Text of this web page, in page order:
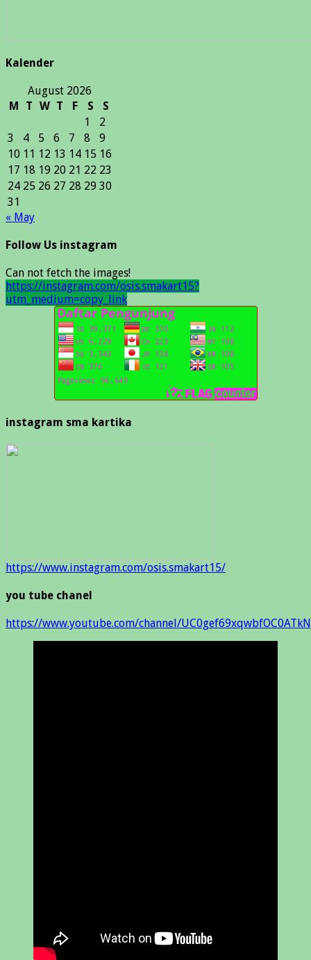
Kalender
August 2026
M
T W T F S
S
1
2
3
4 5 6 7 8
9
10 11 12 13 14 15 16
17 18 19 20 21 22 23
24 25 26 27 28 29 30
31
« May
Follow Us instagram
Can not fetch the images!
https://instagram.com/osis.smakart15?
utm_medium=copy_link
instagram sma kartika
https://www.instagram.com/osis.smakart15/
you tube chanel
https://www.youtube.com/channel/